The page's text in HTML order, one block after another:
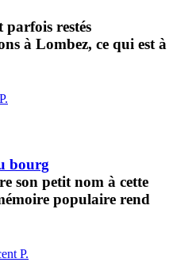
parfois restés
à Lombez, ce qui est à
bourg
son petit nom à cette
populaire rend
P.